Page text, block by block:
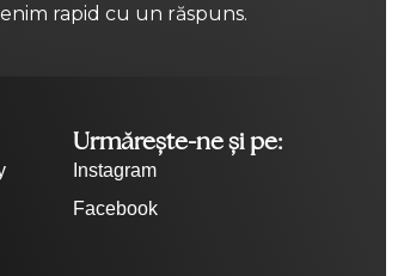
rapid cu un răspuns.
Urmărește-ne și pe:
Instagram
Facebook